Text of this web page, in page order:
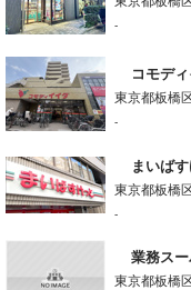
-
コモデ
東京都板橋
-
まいば
東京都板橋
-
業務ス
東京都板橋